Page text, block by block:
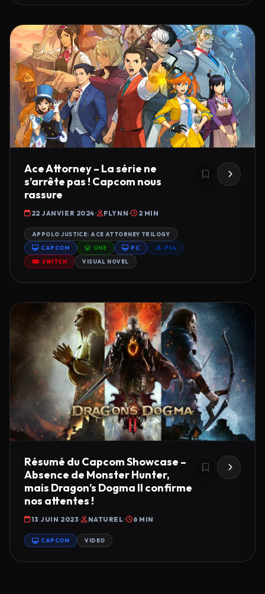
Ace Attorney – La série ne
s’arrête pas ! Capcom nous
rassure
22 JANVIER 2024 FLYNN 2 MIN
APPOLO JUSTICE: ACE ATTORNEY TRILOGY
CAPCOM ONE PC PS4
SWITCH VISUAL NOVEL
Résumé du Capcom Showcase –
Absence de Monster Hunter,
mais Dragon’s Dogma II confirme
nos attentes !
13 JUIN 2023 NATUREL 6 MIN
CAPCOM VIDEO